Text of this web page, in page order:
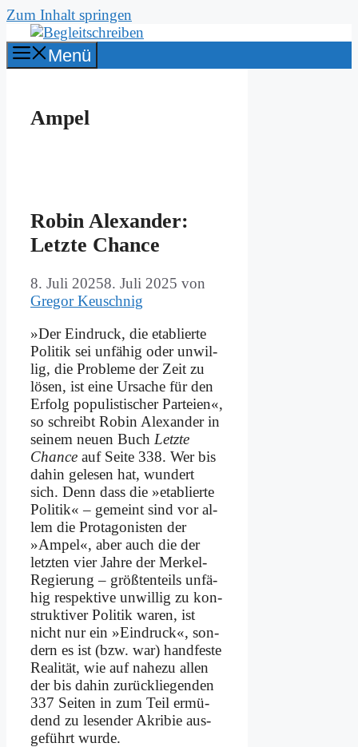
Zum Inhalt springen
Menü
Ampel
Ro­bin Alex­an­der:
Letz­te Chan­ce
8. Juli 20258. Juli 2025 von
Gregor Keuschnig
»Der Ein­druck, die eta­blier­te
Po­li­tik sei un­fä­hig oder un­wil­
lig, die Pro­ble­me der Zeit zu
lö­sen, ist ei­ne Ur­sa­che für den
Er­folg po­pu­li­sti­scher Par­tei­en«,
so schreibt Ro­bin Alex­an­der in
sei­nem neu­en Buch Letz­te
Chan­ce auf Sei­te 338. Wer bis
da­hin ge­le­sen hat, wun­dert
sich. Denn dass die »eta­blier­te
Po­li­tik« – ge­meint sind vor al­
lem die Prot­ago­ni­sten der
»Am­pel«, aber auch die der
letz­ten vier Jah­re der Mer­kel-
Re­gie­rung – größ­ten­teils un­fä­
hig re­spek­ti­ve un­wil­lig zu kon­
struk­ti­ver Po­li­tik wa­ren, ist
nicht nur ein »Ein­druck«, son­
dern es ist (bzw. war) hand­fe­ste
Rea­li­tät, wie auf na­he­zu al­len
der bis da­hin zu­rück­lie­gen­den
337 Sei­ten in zum Teil er­mü­
dend zu le­sen­der Akri­bie aus­
ge­führt wur­de.